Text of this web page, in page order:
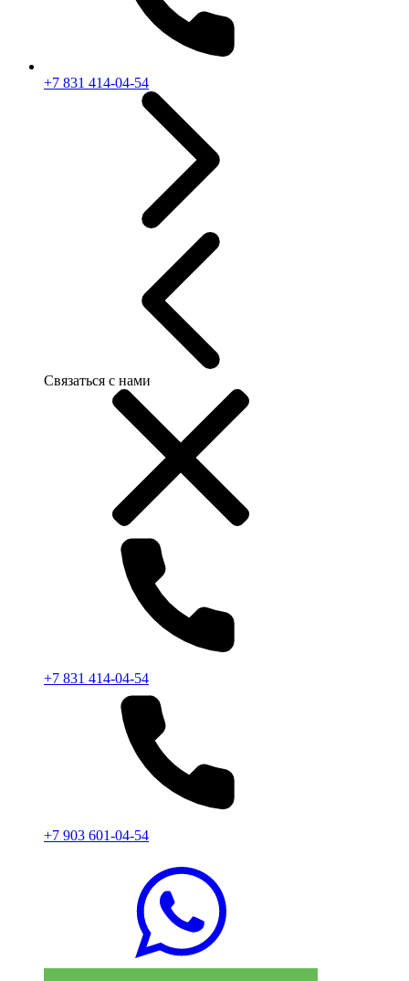
+7 831 414-04-54
Связаться с нами
+7 831 414-04-54
+7 903 601-04-54